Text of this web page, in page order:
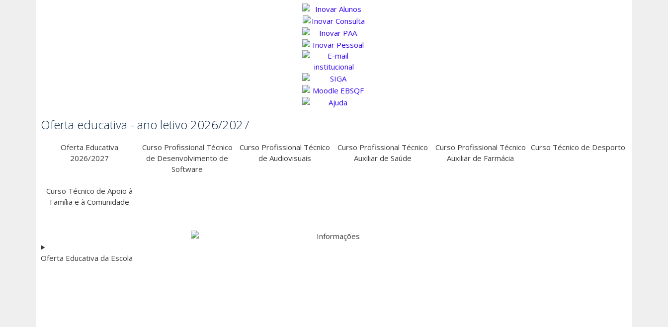
Oferta educativa - ano letivo 2026/2027
Oferta Educativa
2026/2027
Curso Profissional Técnico
de Desenvolvimento de
Software
Curso Profissional Técnico
de Audiovisuais
Curso Profissional Técnico
Auxiliar de Saúde
Curso Profissional Técnico
Auxiliar de Farmácia
Curso Técnico de Desporto
Curso Técnico de Apoio à
Família e à Comunidade
Oferta Educativa da Escola